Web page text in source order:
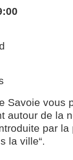
Savoie vous
autour de la
par
la ville“.